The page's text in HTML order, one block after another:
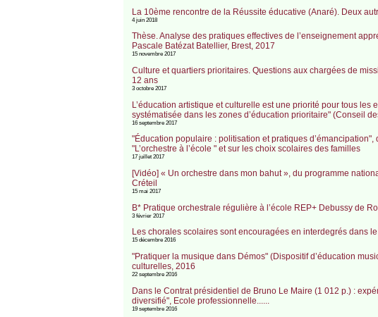
La 10ème rencontre de la Réussite éducative (Anaré). Deux
4 juin 2018
Thèse. Analyse des pratiques effectives de l’enseignement
Pascale Batézat Batellier, Brest, 2017
15 novembre 2017
Culture et quartiers prioritaires. Questions aux chargées de
12 ans
3 octobre 2017
L’éducation artistique et culturelle est une priorité pour tous
systématisée dans les zones d’éducation prioritaire" (Conseil
16 septembre 2017
"Éducation populaire : politisation et pratiques
"L’orchestre à l’école " et sur les choix scolaires des familles
17 juillet 2017
[Vidéo] « Un orchestre dans mon bahut », du programme
Créteil
15 mai 2017
B* Pratique orchestrale régulière à l’école REP+ Debussy de
3 février 2017
Les chorales scolaires sont encouragées en interdegrés dans
15 décembre 2016
"Pratiquer la musique dans Démos" (Dispositif d’éducation
culturelles, 2016
22 septembre 2016
Dans le Contrat présidentiel de Bruno Le Maire (1 012 p.) :
diversifié", Ecole professionnelle......
19 septembre 2016